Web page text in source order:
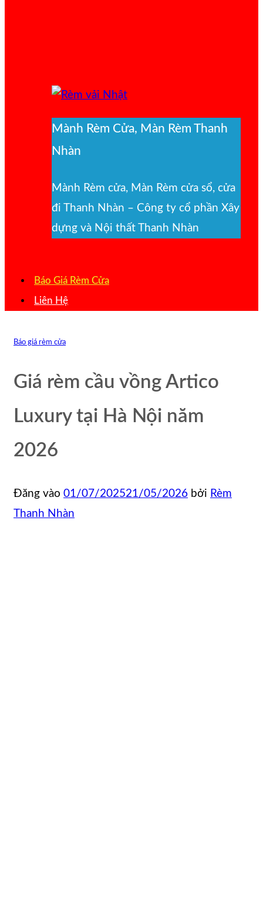
Mành Rèm Cửa, Màn Rèm Thanh
Nhàn
Mành Rèm cửa, Màn Rèm cửa sổ, cửa
đi Thanh Nhàn – Công ty cổ phần Xây
dựng và Nội thất Thanh Nhàn
Báo Giá Rèm Cửa
Liên Hệ
Báo giá rèm cửa
Giá rèm cầu vồng Artico
Luxury tại Hà Nội năm
2026
Đăng vào 01/07/202521/05/2026 bởi Rèm
Thanh Nhàn